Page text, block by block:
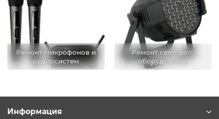
Ремонт микрофонов и
радиосистем
Ремонт светового
оборудования
Информация